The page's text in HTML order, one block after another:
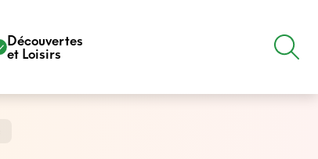
Découvertes
et Loisirs